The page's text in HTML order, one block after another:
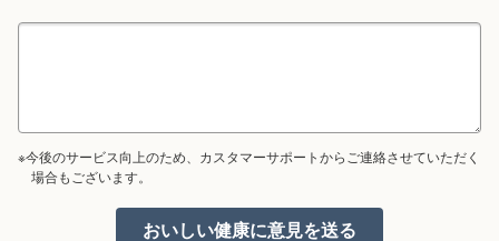
※今後のサービス向上のため、カスタマーサポートからご連絡させていただく
場合もございます。